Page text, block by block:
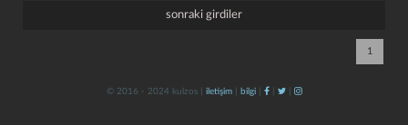
sonraki girdiler
1
© 2016 - 2024 kulzos | iletişim| bilgi| | |